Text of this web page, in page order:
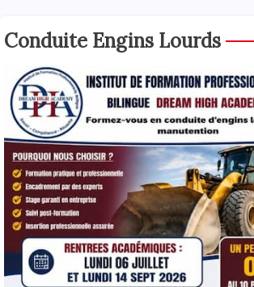
Conduite Engins Lourds